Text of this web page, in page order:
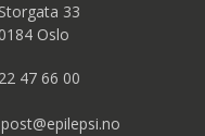
Storgata 33
0184 Oslo
22 47 66 00
post@epilepsi.no